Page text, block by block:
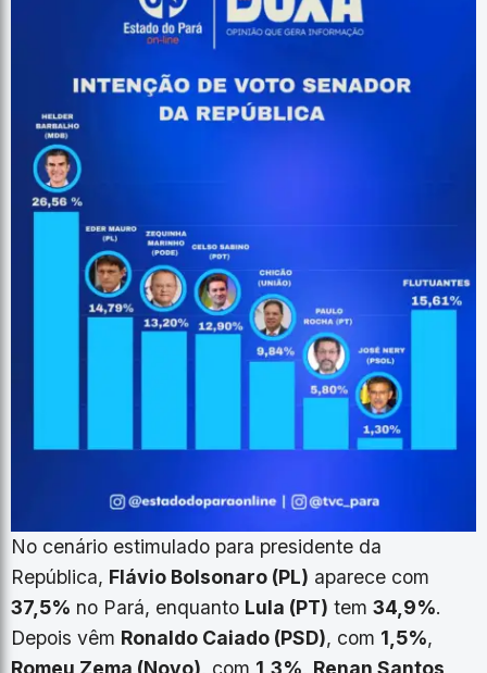
No cenário estimulado para presidente da
República, Flávio Bolsonaro (PL) aparece com
37,5% no Pará, enquanto Lula (PT) tem 34,9%.
Depois vêm Ronaldo Caiado (PSD), com 1,5%,
Romeu Zema (Novo), com 1,3%, Renan Santos